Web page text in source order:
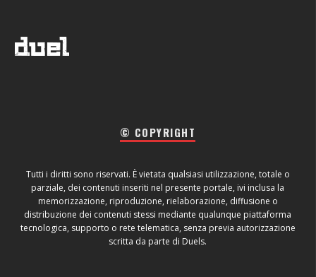
© COPYRIGHT
Tutti i diritti sono riservati. È vietata qualsiasi utilizzazione, totale o
parziale, dei contenuti inseriti nel presente portale, ivi inclusa la
memorizzazione, riproduzione, rielaborazione, diffusione o
distribuzione dei contenuti stessi mediante qualunque piattaforma
tecnologica, supporto o rete telematica, senza previa autorizzazione
scritta da parte di Duels.